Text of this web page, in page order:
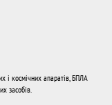
і космічних апаратів, БПЛА
засобів.